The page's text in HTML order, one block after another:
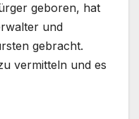
geboren, hat
und
gebracht.
vermitteln und es